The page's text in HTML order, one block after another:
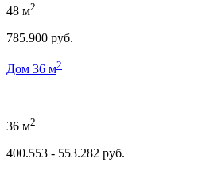
48 м2
785.900 руб.
Дом 36 м2
36 м2
400.553 - 553.282 руб.